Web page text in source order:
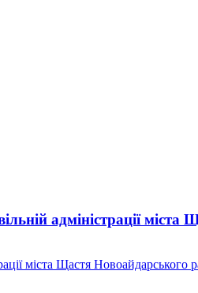
адміністрації
міста Щастя Новоайдарського